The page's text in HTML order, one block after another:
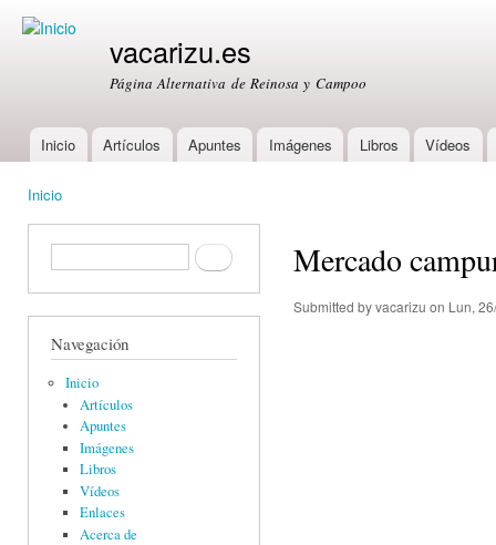
vacarizu.es
Página Alternativa de Reinosa y Campoo
Main menu
Inicio Artículos Apuntes Imágenes Libros Vídeos
Inicio
Formulario de búsquedaBuscar
Navegación
Inicio
Artículos
Apuntes
Imágenes
Libros
Vídeos
Enlaces
Acerca de
Mercado
Submitted byvacarizu on Lun,